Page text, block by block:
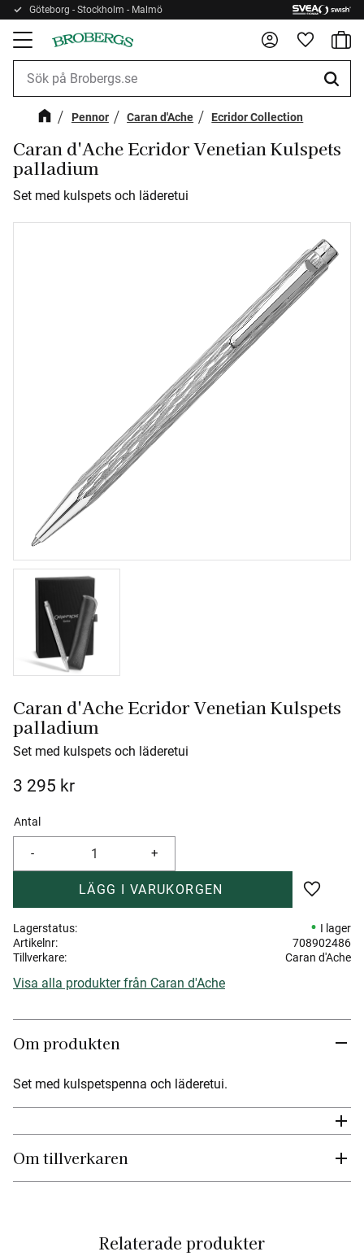
Meny
Göteborg - Stockholm - Malmö
Pennor Caran d'Ache Ecridor Collection
Caran d'Ache Ecridor Venetian Kulspets
palladium
Set med kulspets och läderetui
Caran d'Ache Ecridor Venetian Kulspets
palladium
Set med kulspets och läderetui
3 295 kr
Antal
+
-
Lägg till
Lagerstatus
I lager
Artikelnr
708902486
Tillverkare
Caran d'Ache
Visa alla produkter från Caran d'Ache
Om produkten
Set med kulspetspenna och läderetui.
Om tillverkaren
Relaterade produkter